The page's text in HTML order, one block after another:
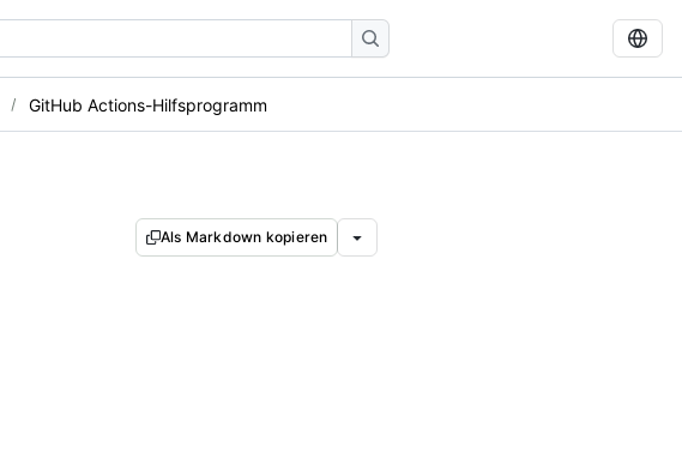
GitHub Actions-Hilfsprogramm
Als Markdown kopieren